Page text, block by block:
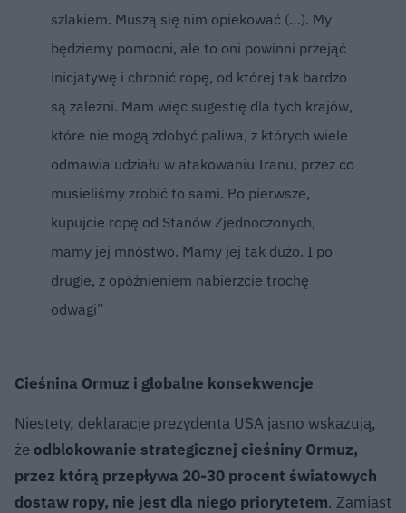
szlakiem. Muszą się nim opiekować (…). My
będziemy pomocni, ale to oni powinni przejąć
inicjatywę i chronić ropę, od której tak bardzo
są zależni. Mam więc sugestię dla tych krajów,
które nie mogą zdobyć paliwa, z których wiele
odmawia udziału w atakowaniu Iranu, przez co
musieliśmy zrobić to sami. Po pierwsze,
kupujcie ropę od Stanów Zjednoczonych,
mamy jej mnóstwo. Mamy jej tak dużo. I po
drugie, z opóźnieniem nabierzcie trochę
odwagi”
Cieśnina Ormuz i globalne konsekwencje
Niestety, deklaracje prezydenta USA jasno wskazują,
żeodblokowanie strategicznej cieśniny Ormuz,
przez którą przepływa 20-30 procent światowych
dostaw ropy, nie jest dla niego priorytetem. Zamiast